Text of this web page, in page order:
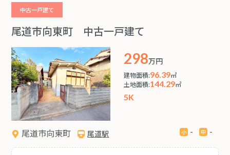
中古一戸建て
尾道市向東町 中古一戸建て
298万円
建物面積:96.39㎡
土地面積:144.29㎡
5K
尾道市向東町 尾道駅 - -